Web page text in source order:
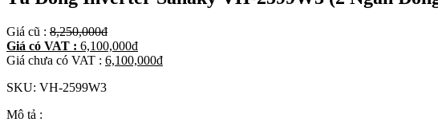
Giá cũ : 8,250,000đ
Giá có VAT : 6,100,000đ
Giá chưa có VAT : 6,100,000đ
SKU: VH-2599W3
Mô tả :